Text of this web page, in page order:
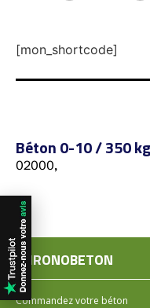
[mon_shortcode]
Béton 0-10 / 350 kg
02000,
CHRONOBETON
Commandez votre béton